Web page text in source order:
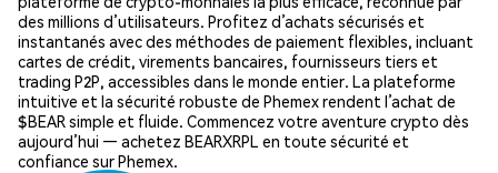
des millions d’utilisateurs. Profitez d’achats sécurisés et
instantanés avec des méthodes de paiement flexibles, incluant
cartes de crédit, virements bancaires, fournisseurs tiers et
trading P2P, accessibles dans le monde entier. La plateforme
intuitive et la sécurité robuste de Phemex rendent l’achat de
$BEAR simple et fluide. Commencez votre aventure crypto dès
aujourd’hui — achetez BEARXRPL en toute sécurité et
confiance sur Phemex.